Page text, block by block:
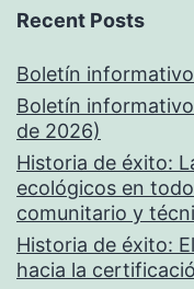
Recent Posts
Boletín
Boletín
de 2026)
Historia de éxito:
ecológicos en
comunitario y
Historia de éxito:
hacia la